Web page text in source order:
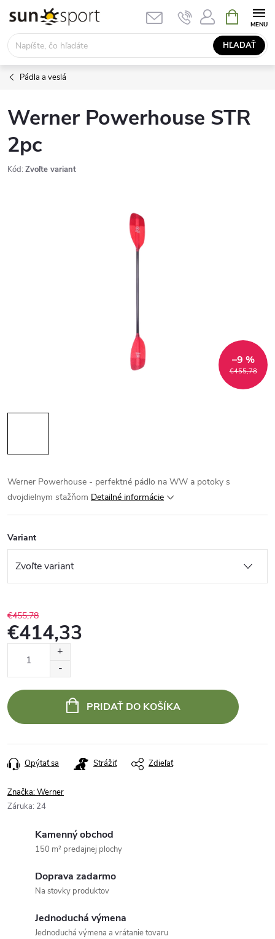
obsah
HĽADAŤ
KOŠÍK
Pádla a veslá
Werner Powerhouse STR
2pc
Kód: Zvoľte variant
€455,78
–9 %
Werner Powerhouse - perfektné pádlo na WW a potoky s
dvojdielnym sťažňom Detailné informácie
Variant
€455,78
€414,33
PRIDAŤ DO KOŠÍKA
Opýtať sa Strážiť Zdieľať
Značka:Werner
Záruka: 24
Kamenný obchod
150 m² predajnej plochy
Doprava zadarmo
Na stovky produktov
Jednoduchá výmena
Jednoduchá výmena a vrátanie tovaru